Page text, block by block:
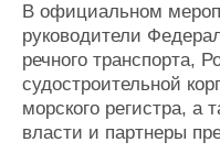
Выставки и семинары
Личности
В официальном
руководители
речного транспорта,
судостроительной
морского регистра, а
власти и партнеры